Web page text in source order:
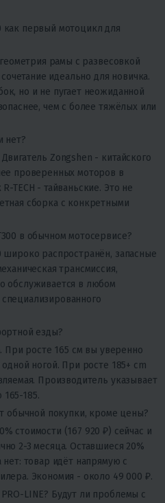
как первый мотоцикл для
рамы с развесовкой
идеально для новичка.
но и не пугает неожиданной
чем с более тяжёлых или
нет?
Zongshen - китайского
проверенных моторов в
TECH - тайваньские. Это не
сборка с конкретными
в обычном мотосервисе?
широко распространён, запасные
трансмиссия,
обслуживается в любом
езды?
При росте 165 см вы уверенно
ногой. При росте 185+ cm
Производитель указывает
185.
обычной покупки, кроме цены?
стоимости (167 920 ₽) сейчас и
2-3 месяца. Оставшиеся 20%
товар идёт напрямую с
Экономия - около 49 000 ₽.
LINE? Будут ли проблемы с